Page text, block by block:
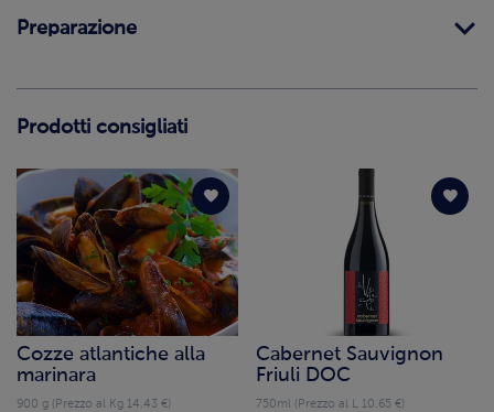
Preparazione
Prodotti consigliati
Cozze atlantiche alla
marinara
900 g (Prezzo al Kg 14.43 €)
Cabernet Sauvignon
Friuli DOC
750ml (Prezzo al L 10.65 €)